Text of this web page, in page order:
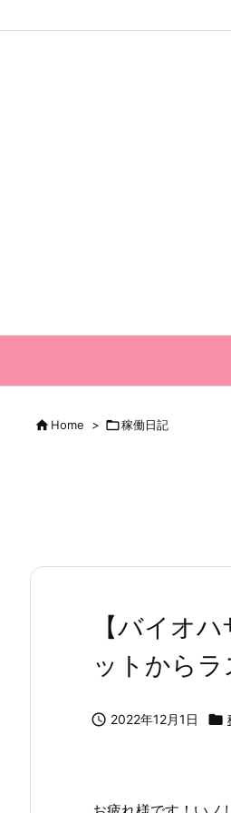
Home > 稼働日記
【バイオ
ットからラ
 2022年12月1日 